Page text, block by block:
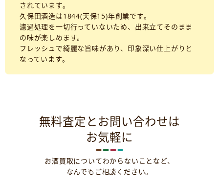
されています。
久保田酒造は1844(天保15)年創業です。
濾過処理を一切行っていないため、出来立てそのまま
の味が楽しめます。
フレッシュで綺麗な旨味があり、印象深い仕上がりと
なっています。
無料査定とお問い合わせは
お気軽に
お酒買取についてわからないことなど、
なんでもご相談ください。